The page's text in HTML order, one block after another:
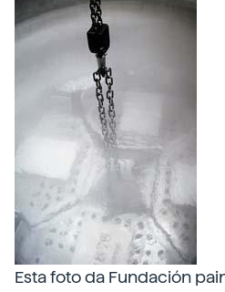
Esta foto da Fundación